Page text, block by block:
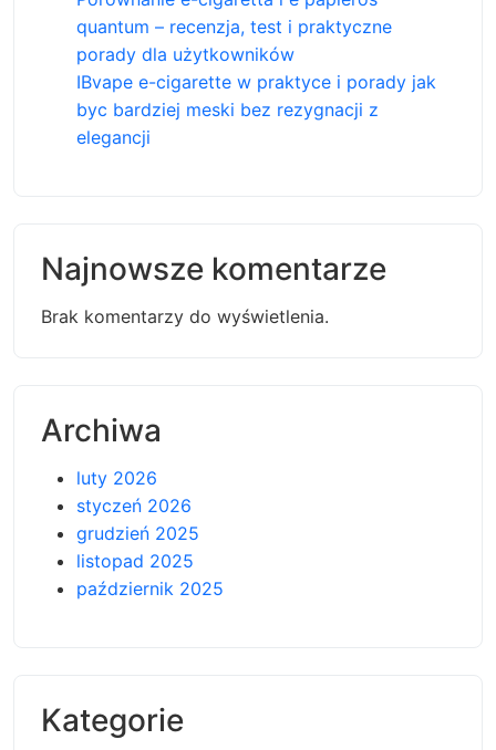
quantum – recenzja, test i praktyczne
porady dla użytkowników
IBvape e-cigarette w praktyce i porady jak
byc bardziej meski bez rezygnacji z
elegancji
Najnowsze komentarze
Brak komentarzy do wyświetlenia.
Archiwa
luty 2026
styczeń 2026
grudzień 2025
listopad 2025
październik 2025
Kategorie